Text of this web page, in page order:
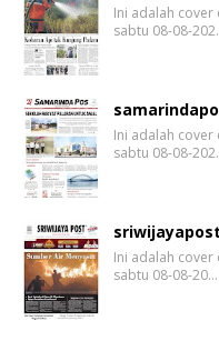
Ini adalah
sabtu 08-08-
Ini adalah
sabtu 08-08-
Ini adalah
sabtu 08-08-20…